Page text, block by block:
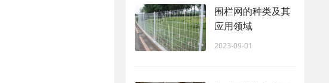
围栏网的种类及其
应用领域
2023-09-01